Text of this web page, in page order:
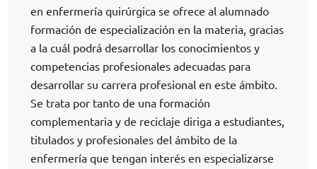
en enfermería quirúrgica se ofrece al alumnado
formación de especialización en la materia, gracias
a la cuál podrá desarrollar los conocimientos y
competencias profesionales adecuadas para
desarrollar su carrera profesional en este ámbito.
Se trata por tanto de una formación
complementaria y de reciclaje diriga a estudiantes,
titulados y profesionales del ámbito de la
enfermería que tengan interés en especializarse